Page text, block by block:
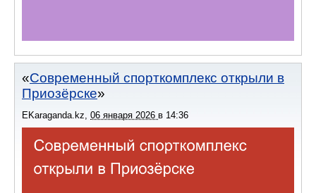
Современный спорткомплекс открыли в
Приозёрске
EKaraganda.kz 06 января 2026 в 14:36